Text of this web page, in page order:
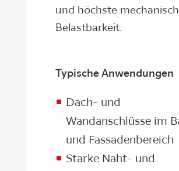
und höchste
Belastbarkeit.
Typische Anwendungen
Dach- und
Wandanschlüsse im
und Fassadenbereich
Starke Naht- und